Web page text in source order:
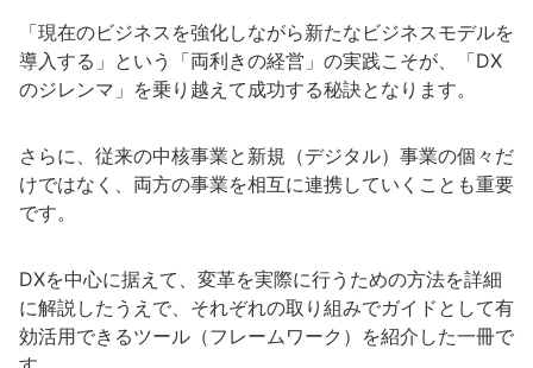
「現在のビジネスを強化しながら新たなビジネスモデルを
導入する」という「両利きの経営」の実践こそが、「DX
のジレンマ」を乗り越えて成功する秘訣となります。
さらに、従来の中核事業と新規（デジタル）事業の個々だ
けではなく、両方の事業を相互に連携していくことも重要
です。
DXを中心に据えて、変革を実際に行うための方法を詳細
に解説したうえで、それぞれの取り組みでガイドとして有
効活用できるツール（フレームワーク）を紹介した一冊で